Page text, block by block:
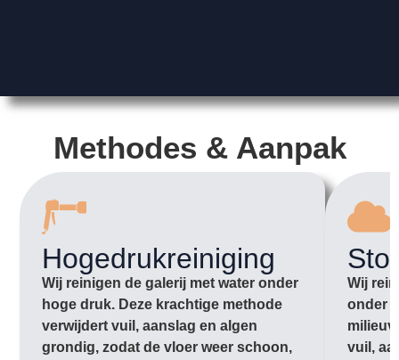
Methodes & Aanpak
Hogedrukreiniging
Wij reinigen de galerij met water onder
hoge druk. Deze krachtige methode
verwijdert vuil, aanslag en algen
grondig, zodat de vloer weer schoon,
Wij
onder
vuil,